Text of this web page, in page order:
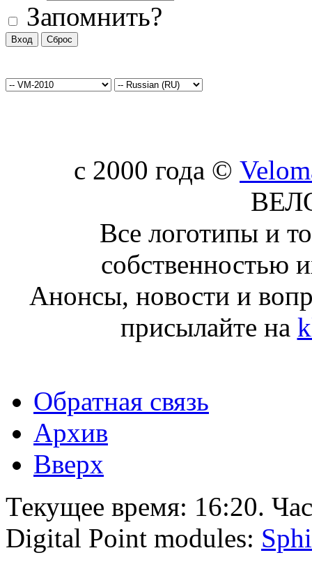
Запомнить?
c 2000 года ©
Все логотипы и
собственностью
Анонсы, новости и
присылайте на
Обратная связь
Архив
Вверх
Текущее время: 16:20.
Digital Point modules: